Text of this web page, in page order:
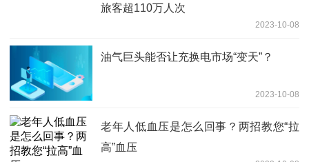
旅客超110万人次
2023-10-08
油气巨头能否让充换电市场“变天”？
2023-10-08
老年人低血压是怎么回事？两招教您“拉
高”血压